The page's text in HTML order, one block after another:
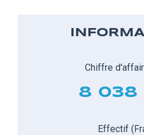
Chiffre
8 038
Effectif